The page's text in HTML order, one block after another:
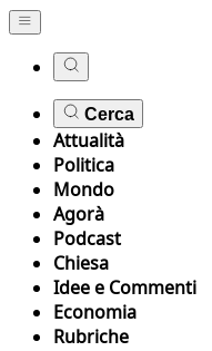
Cerca
Attualità
Politica
Mondo
Agorà
Podcast
Chiesa
Idee e Commenti
Economia
Rubriche